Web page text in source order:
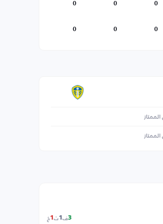
0
0
0
0
0
0
الممتاز
الممتاز
3ف 1ت 1خ